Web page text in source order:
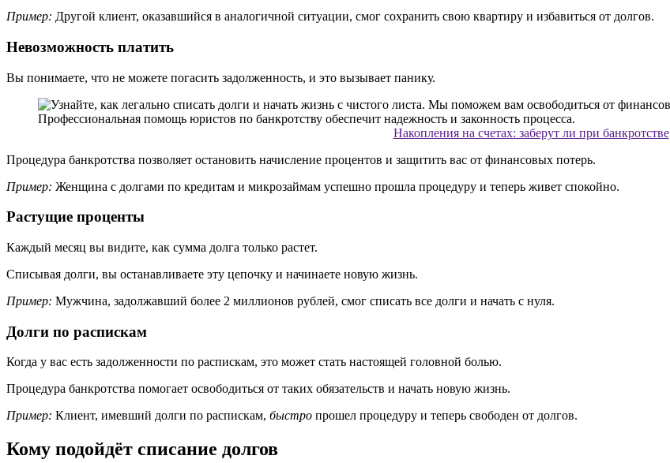
Пример: Другой клиент, оказавшийся в аналогичной ситуации, смог сохранить свою квартиру и избавиться от долгов.
Невозможность платить
Вы понимаете, что не можете погасить задолженность, и это вызывает панику.
Накопления на счетах: заберут ли при банкротстве
Процедура банкротства позволяет остановить начисление процентов и защитить вас от финансовых потерь.
Пример: Женщина с долгами по кредитам и микрозаймам успешно прошла процедуру и теперь живет спокойно.
Растущие проценты
Каждый месяц вы видите, как сумма долга только растет.
Списывая долги, вы останавливаете эту цепочку и начинаете новую жизнь.
Пример: Мужчина, задолжавший более 2 миллионов рублей, смог списать все долги и начать с нуля.
Долги по распискам
Когда у вас есть задолженности по распискам, это может стать настоящей головной болью.
Процедура банкротства помогает освободиться от таких обязательств и начать новую жизнь.
Пример: Клиент, имевший долги по распискам, быстро прошел процедуру и теперь свободен от долгов.
Кому подойдёт списание долгов